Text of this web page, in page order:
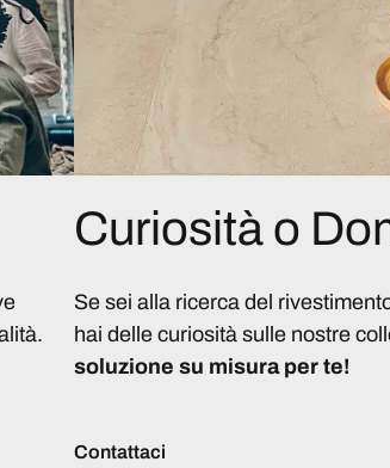
Curiosità o
Se sei alla ricerca del
hai delle curiosità sulle nostre
soluzione su misura per te!
Contattaci